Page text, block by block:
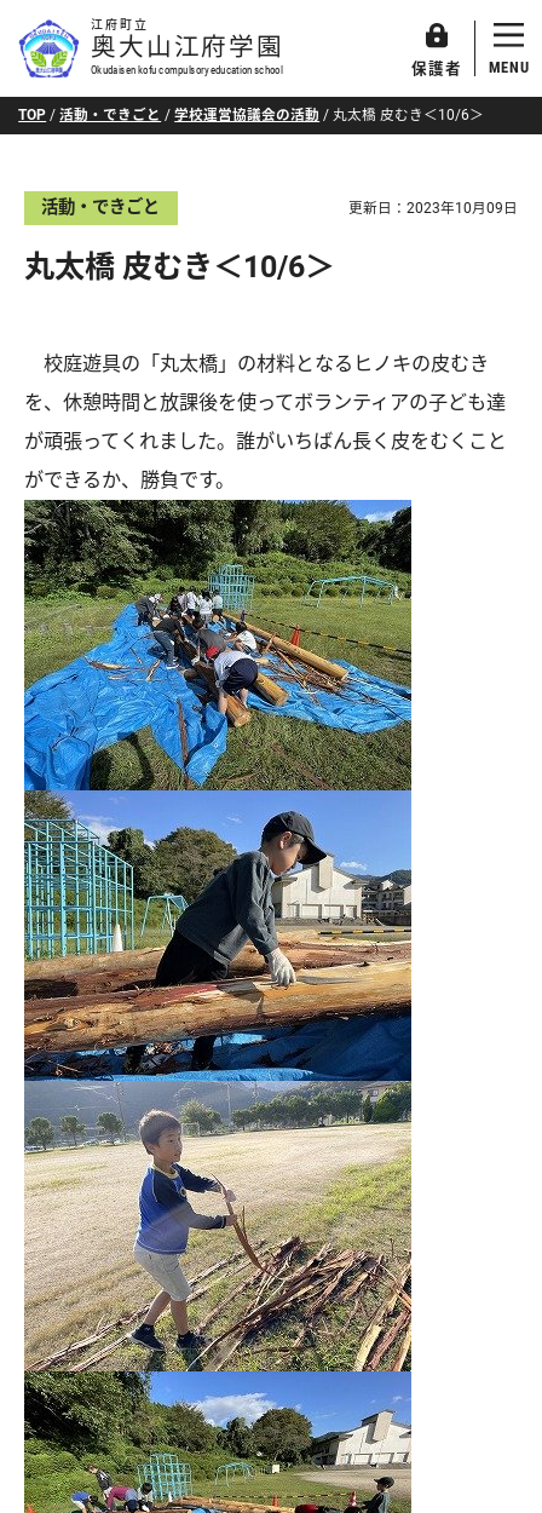
江府町立
奥大山江府学園
Okudaisen kofu compulsory education school 保護者 MENU
TOP /活動・できごと /学校運営協議会の活動 / 丸太橋 皮むき＜10/6＞
活動・できごと 更新日： 2023年10月09日
丸太橋 皮むき＜10/6＞
校庭遊具の「丸太橋」の材料となるヒノキの皮むき
を、休憩時間と放課後を使ってボランティアの子ども達
が頑張ってくれました。誰がいちばん長く皮をむくこと
ができるか、勝負です。